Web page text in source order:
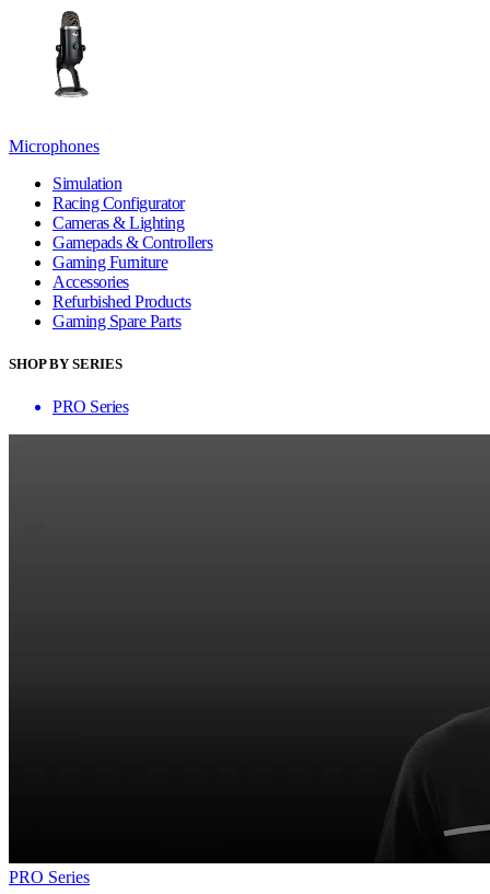
Microphones
Simulation
Racing Configurator
Cameras & Lighting
Gamepads & Controllers
Gaming Furniture
Accessories
Refurbished Products
Gaming Spare Parts
SHOP BY SERIES
PRO Series
PRO Series